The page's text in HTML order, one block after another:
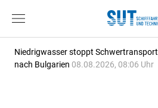
Niedrigwasser stoppt Schwertransport
nach Bulgarien 08.08.2026, 08:06 Uhr